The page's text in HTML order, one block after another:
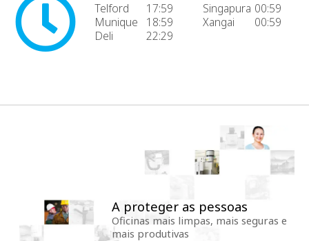
Telford
17:59
Munique
18:59
Deli
22:29
Singapura 00:59
Xangai
00:59
A proteger as pessoas
Oficinas mais limpas, mais seguras e
mais produtivas